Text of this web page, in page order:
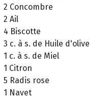
2 Concombre
2 Ail
4 Biscotte
3 c. à s. de Huile d'olive
1 c. à s. de Miel
1 Citron
5 Radis rose
1 Navet